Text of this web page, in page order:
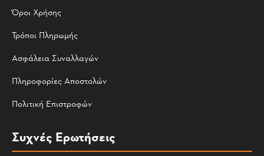
Όροι Χρήσης
Τρόποι Πληρωμής
Ασφάλεια Συναλλαγών
Πληροφορίες Αποστολών
Πολιτική Επιστροφών
Συχνές Ερωτήσεις